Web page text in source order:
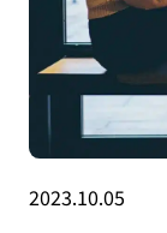
2023.10.05